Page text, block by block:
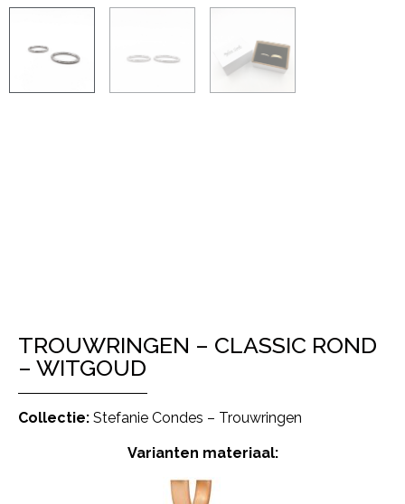
TROUWRINGEN – CLASSIC ROND
– WITGOUD
Collectie: Stefanie Condes – Trouwringen
Varianten materiaal: